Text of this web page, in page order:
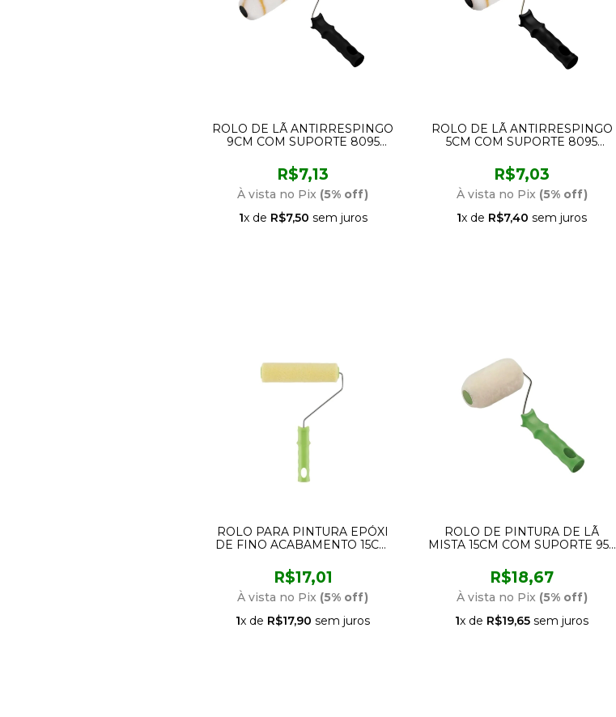
ROLO DE LÃ ANTIRRESPINGO
9CM COM SUPORTE 8095
R$7,13
À vista no Pix (5% off)
1x de R$7,50 sem juros
ROLO DE LÃ ANTIRRESPINGO
5CM COM SUPORTE 8095
R$7,03
À vista no Pix (5% off)
1x de R$7,40 sem juros
ROLO PARA PINTURA EPÓXI
DE FINO ACABAMENTO 15CM
R$17,01
À vista no Pix (5% off)
1x de R$17,90 sem juros
ROLO DE PINTURA DE LÃ
MISTA 15CM COM SUPORTE 957
R$18,67
À vista no Pix (5% off)
1x de R$19,65 sem juros